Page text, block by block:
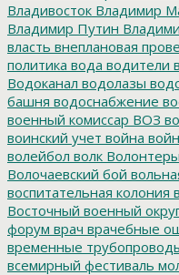
Владивосток Владимир
Владимир Путин
власть внеплановая
политика вода водители
Водоканал водолазы
башня водоснабжение
военный комиссар ВОЗ
воинский учет война
волейбол волк Волонтеры
Волочаевский бой
воспитательная колония
Восточный военный
форум врач врачебные
временные
всемирный фестиваль